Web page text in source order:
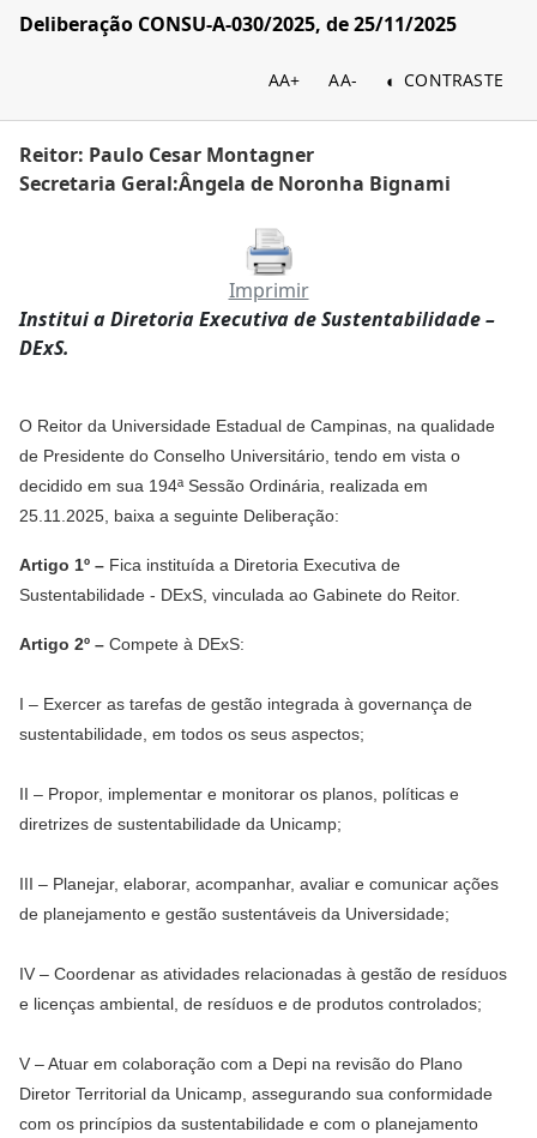
Deliberação CONSU-A-030/2025, de 25/11/2025
AA+ AA- CONTRASTE
Reitor: Paulo Cesar Montagner
Secretaria Geral:Ângela de Noronha Bignami
Imprimir
Institui a Diretoria Executiva de Sustentabilidade –
DExS.
O Reitor da Universidade Estadual de Campinas, na qualidade
de Presidente do Conselho Universitário, tendo em vista o
decidido em sua 194ª Sessão Ordinária, realizada em
25.11.2025, baixa a seguinte Deliberação:
Artigo 1º – Fica instituída a Diretoria Executiva de
Sustentabilidade - DExS, vinculada ao Gabinete do Reitor.
Artigo 2º – Compete à DExS:
I – Exercer as tarefas de gestão integrada à governança de
sustentabilidade, em todos os seus aspectos;
II – Propor, implementar e monitorar os planos, políticas e
diretrizes de sustentabilidade da Unicamp;
III – Planejar, elaborar, acompanhar, avaliar e comunicar ações
de planejamento e gestão sustentáveis da Universidade;
IV – Coordenar as atividades relacionadas à gestão de resíduos
e licenças ambiental, de resíduos e de produtos controlados;
V – Atuar em colaboração com a Depi na revisão do Plano
Diretor Territorial da Unicamp, assegurando sua conformidade
com os princípios da sustentabilidade e com o planejamento